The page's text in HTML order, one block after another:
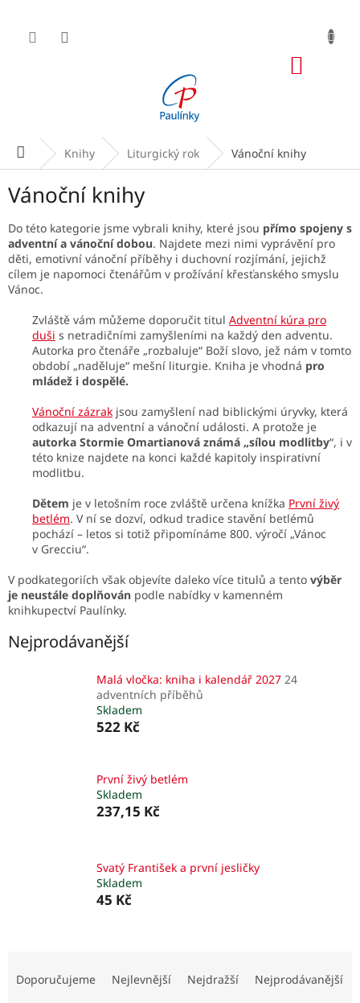
obsah
Domů Knihy Liturgický rok Vánoční knihy
Vánoční knihy
Do této kategorie jsme vybrali knihy, které jsou přímo spojeny s
adventní a vánoční dobou. Najdete mezi nimi vyprávění pro
děti, emotivní vánoční příběhy i duchovní rozjímání, jejichž
cílem je napomoci čtenářům v prožívání křesťanského smyslu
Vánoc.
Zvláště vám můžeme doporučit titul Adventní kúra pro
duši s netradičními zamyšleními na každý den adventu.
Autorka pro čtenáře „rozbaluje“ Boží slovo, jež nám v tomto
období „naděluje“ mešní liturgie. Kniha je vhodná pro
mládež i dospělé.
Vánoční zázrak jsou zamyšlení nad biblickými úryvky, která
odkazují na adventní a vánoční události. A protože je
autorka Stormie Omartianová známá „sílou modlitby“, i v
této knize najdete na konci každé kapitoly inspirativní
modlitbu.
Dětem je v letošním roce zvláště určena knížka První živý
betlém. V ní se dozví, odkud tradice stavění betlémů
pochází – letos si totiž připomínáme 800. výročí „Vánoc
v Grecciu“.
V podkategoriích však objevíte daleko více titulů a tento výběr
je neustále doplňován podle nabídky v kamenném
knihkupectví Paulínky.
Nejprodávanější
Malá vločka: kniha i kalendář 2027 24
adventních příběhů
Skladem
522 Kč
První živý betlém
Skladem
237,15 Kč
Svatý František a první jesličky
Skladem
45 Kč
Doporučujeme Nejlevnější Nejdražší Nejprodávanější